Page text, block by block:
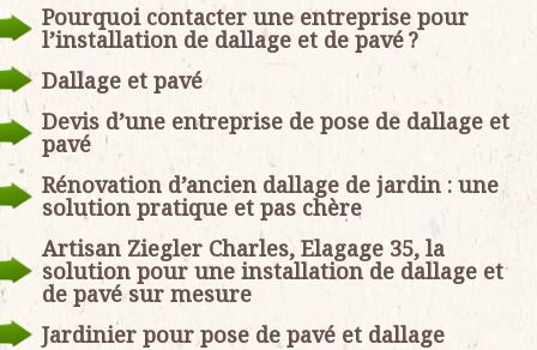
Pourquoi contacter une entreprise pour
l’installation de dallage et de pavé ?
Dallage et pavé
Devis d’une entreprise de pose de dallage et
pavé
Rénovation d’ancien dallage de jardin : une
solution pratique et pas chère
Artisan Ziegler Charles, Elagage 35, la
solution pour une installation de dallage et
de pavé sur mesure
Jardinier pour pose de pavé et dallage